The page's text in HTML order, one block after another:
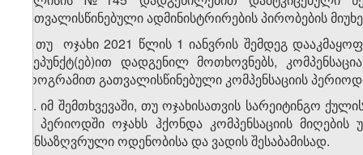
გათვალისწინებული ადმინისტრირების პირობების
4. თუ ოჯახი 2021 წლის 1 იანვრის შემდეგ
ქვეპუნქტ(ებ)ით დადგენილ მოთხოვნებს,
პროგრამით გათვალისწინებული კომპენსაციის
. იმ შემთხვევაში, თუ ოჯახისათვის სარეიტინგო
ამ პერიოდში ოჯახს ჰქონდა კომპენსაციის
განსაზღვრული ოდენობისა და ვადის შესაბამისად.